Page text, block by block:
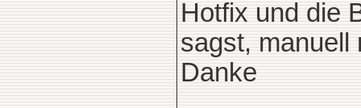
Hotfix und die
sagst, manuell
Danke